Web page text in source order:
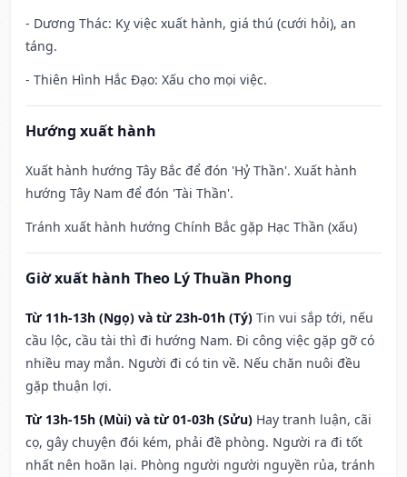
- Dương Thác: Kỵ việc xuất hành, giá thú (cưới hỏi), an
táng.
- Thiên Hình Hắc Đạo: Xấu cho mọi việc.
Hướng xuất hành
Xuất hành hướng Tây Bắc để đón 'Hỷ Thần'. Xuất hành
hướng Tây Nam để đón 'Tài Thần'.
Tránh xuất hành hướng Chính Bắc gặp Hạc Thần (xấu)
Giờ xuất hành Theo Lý Thuần Phong
Từ 11h-13h (Ngọ) và từ 23h-01h (Tý) Tin vui sắp tới, nếu
cầu lộc, cầu tài thì đi hướng Nam. Đi công việc gặp gỡ có
nhiều may mắn. Người đi có tin về. Nếu chăn nuôi đều
gặp thuận lợi.
Từ 13h-15h (Mùi) và từ 01-03h (Sửu) Hay tranh luận, cãi
cọ, gây chuyện đói kém, phải đề phòng. Người ra đi tốt
nhất nên hoãn lại. Phòng người người nguyền rủa, tránh